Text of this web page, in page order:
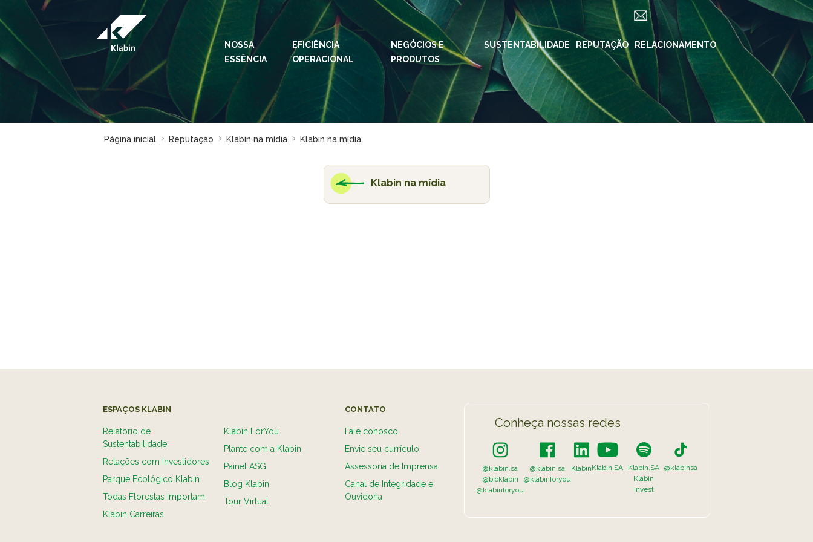
Pular para o Conteúdo principal
NOSSA
ESSÊNCIA
EFICIÊNCIA
OPERACIONAL
NEGÓCIOS E
PRODUTOS
SUSTENTABILIDADE REPUTAÇÃO RELACIONAMENTO
IDIOMAS: PT EN ES
ESPAÇOS KLABIN
Relações com
Investidores
Plante com a
Klabin
Todas Florestas
Klabin ForYou
Klabin Carreiras
REDES SOCIAIS
Instagram
Página inicial Reputação Klabin na mídia Klabin na mídia
Klabin na mídia
ESPAÇOS KLABIN
Relatório de
Sustentabilidade
Relações com Investidores
Parque Ecológico Klabin
Todas Florestas Importam
Klabin Carreiras
Klabin ForYou
Plante com a Klabin
Painel ASG
Blog Klabin
Tour Virtual
CONTATO
Fale conosco
Envie seu currículo
Assessoria de Imprensa
Canal de Integridade e
Ouvidoria
Conheça nossas redes
@klabin.sa
@bioklabin
@klabinforyou
@klabin.sa
@klabinforyou
KlabinKlabin.SA
Klabin.SA
Klabin
Invest
@klabinsa